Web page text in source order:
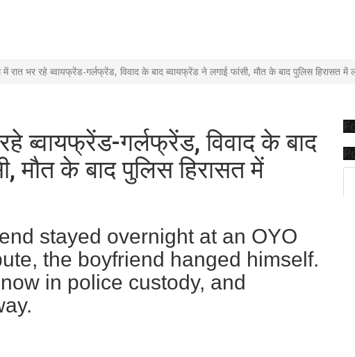
रात भर रहे ब्वायफ्रेंड-गर्लफ्रेंड, विवाद के बाद ब्वायफ्रेंड ने लगाई फांसी, मौत के बाद पुलिस हिरासत में
ब्वायफ्रेंड-गर्लफ्रेंड, विवाद के बाद
मौत के बाद पुलिस हिरासत में
stayed overnight at an OYO
the boyfriend hanged himself.
in police custody, and